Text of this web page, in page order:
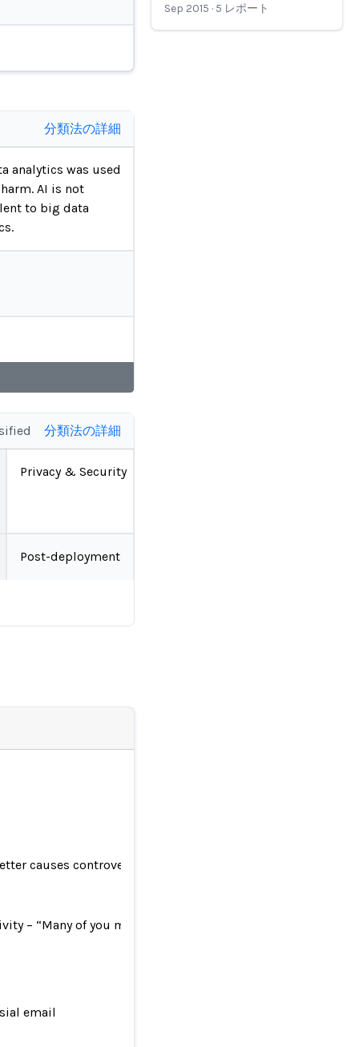
分類法の詳細
analytics was used
AI is not
to big data
分類法の詳細
Privacy & Security
Post-deployment
causes controversy
– “Many of you might be shocked, but I truly believe
email
Sep 2015 · 5 レポート